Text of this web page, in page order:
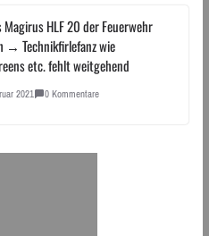
Magirus HLF 20 der Feuerwehr
→ Technikfirlefanz wie
etc. fehlt weitgehend
2021 0 Kommentare